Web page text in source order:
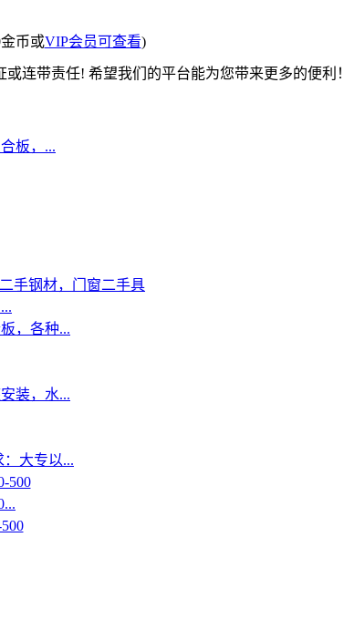
币或VIP会员可查看)
连带责任! 希望我们的平台能为您带来更多的便利！
板，...
，各种...
装，水...
大专以...